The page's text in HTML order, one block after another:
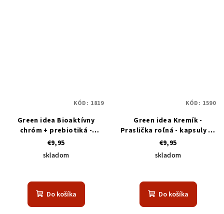
Green idea Bioaktívny
chróm + prebiotiká -
kapsuly 60 pcs
€9,95
skladom
Do košíka
KÓD: 1819
Green idea Kremík -
Praslička roľná - kapsuly 60
pcs
€9,95
skladom
Do košíka
KÓD: 1590